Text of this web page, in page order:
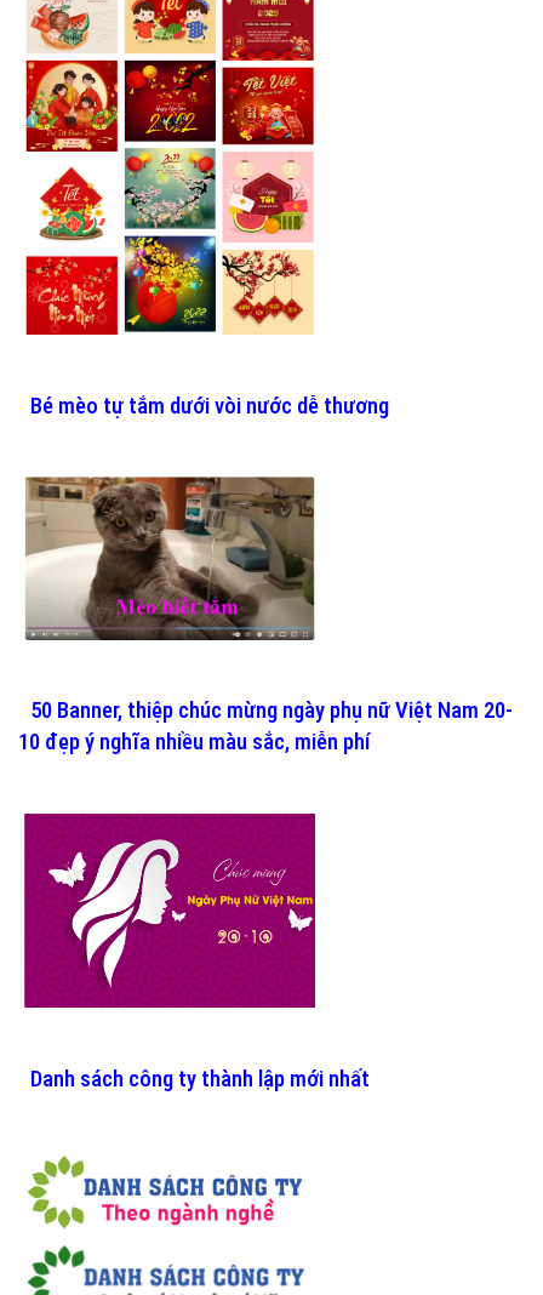
Bé mèo tự tắm dưới vòi nước dễ thương
50 Banner, thiệp chúc mừng ngày phụ nữ Việt Nam 20-
10 đẹp ý nghĩa nhiều màu sắc, miễn phí
Danh sách công ty thành lập mới nhất